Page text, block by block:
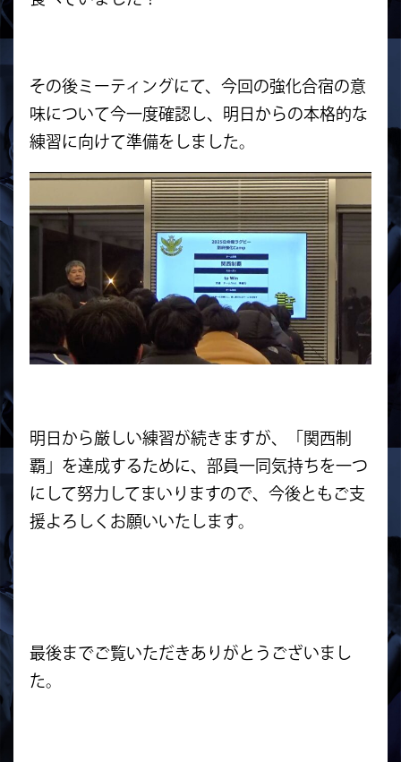
その後ミーティングにて、今回の強化合宿の意
味について今一度確認し、明日からの本格的な
練習に向けて準備をしました。
明日から厳しい練習が続きますが、「関西制
覇」を達成するために、部員一同気持ちを一つ
にして努力してまいりますので、今後ともご支
援よろしくお願いいたします。
最後までご覧いただきありがとうございまし
た。